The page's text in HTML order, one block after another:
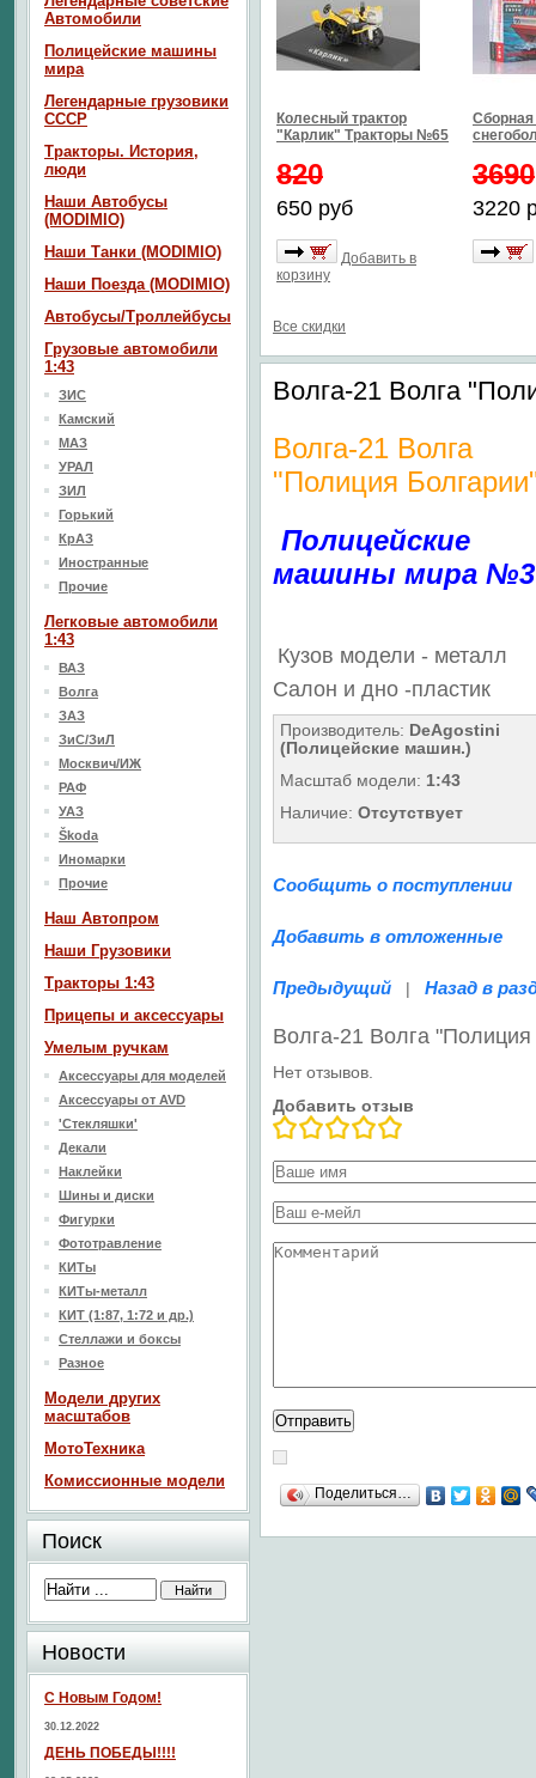
Колесный трактор
"Карлик" Тракторы №65
820
650 руб
Добавить в
корзину
3690
3220
Все скидки
Волга-21 Волга
Волга-21 Волга
"Полиция
Полицейские
машины мира
Кузов модели - металл
Салон и дно -пластик
Производитель: DeAgostini
(Полицейские машин.)
Масштаб модели: 1:43
Наличие: Отсутствует
Сообщить о поступлении
Добавить в отложенные
Предыдущий | Назад в
Волга-21 Волга
Нет отзывов.
Добавить отзыв
Поделиться…
Автомобили
Полицейские машины
мира
Легендарные грузовики
СССР
Тракторы. История,
люди
Наши Автобусы
(MODIMIO)
Наши Танки (MODIMIO)
Наши Поезда (MODIMIO)
Автобусы/Троллейбусы
Грузовые автомобили
1:43
ЗИС
Камский
МАЗ
УРАЛ
ЗИЛ
Горький
КрАЗ
Иностранные
Прочие
Легковые автомобили
1:43
ВАЗ
Волга
ЗАЗ
ЗиС/ЗиЛ
Москвич/ИЖ
РАФ
УАЗ
Škoda
Иномарки
Прочие
Наш Aвтопром
Наши Грузовики
Тракторы 1:43
Прицепы и аксессуары
Умелым ручкам
Аксессуары для моделей
Аксессуары от AVD
'Стекляшки'
Декали
Наклейки
Шины и диски
Фигурки
Фототравление
КИТы
КИТы-металл
КИТ (1:87, 1:72 и др.)
Стеллажи и боксы
Разное
Модели других
масштабов
МотоТехника
Комиссионные модели
Поиск
Новости
С Новым Годом!
30.12.2022
ДЕНЬ ПОБЕДЫ!!!!